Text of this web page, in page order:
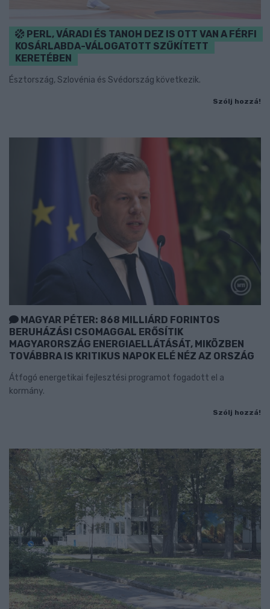
PERL, VÁRADI ÉS TANOH DEZ IS OTT VAN A FÉRFI
KOSÁRLABDA-VÁLOGATOTT SZŰKÍTETT
KERETÉBEN
Észtország, Szlovénia és Svédország következik.
Szólj hozzá!
MAGYAR PÉTER: 868 MILLIÁRD FORINTOS
BERUHÁZÁSI CSOMAGGAL ERŐSÍTIK
MAGYARORSZÁG ENERGIAELLÁTÁSÁT, MIKÖZBEN
TOVÁBBRA IS KRITIKUS NAPOK ELÉ NÉZ AZ ORSZÁG
Átfogó energetikai fejlesztési programot fogadott el a
kormány.
Szólj hozzá!